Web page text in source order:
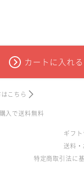
カートに入れる
こちら
入で送料無料
ギフ
送料
特定商取引法に